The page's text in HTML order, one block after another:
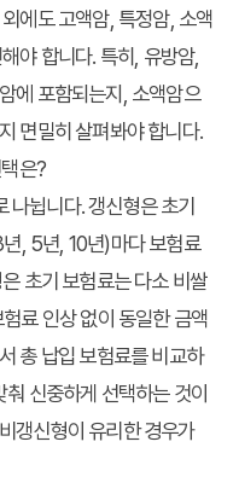
에도 고액암, 특정암, 소액
야 합니다. 특히, 유방암,
에 포함되는지, 소액암으
면밀히 살펴봐야 합니다.
은?
뉩니다. 갱신형은 초기
, 5년, 10년)마다 보험료
초기 보험료는 다소 비쌀
료 인상 없이 동일한 금액
총 납입 보험료를 비교하
신중하게 선택하는 것이
갱신형이 유리한 경우가